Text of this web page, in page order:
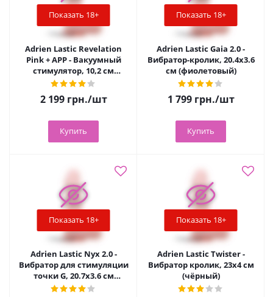
Показать 18+
Adrien Lastic Revelation
Pink + APP - Вакуумный
стимулятор, 10,2 см
(розовый)
2 199грн./шт
Купить
Показать 18+
Adrien Lastic Gaia 2.0 -
Вибратор-кролик, 20.4х3.6
см (фиолетовый)
1 799грн./шт
Купить
Показать 18+
Adrien Lastic Nyx 2.0 -
Вибратор для стимуляции
точки G, 20.7х3.6 см
(фиолетовый)
Показать 18+
Adrien Lastic Twister -
Вибратор кролик, 23х4 см
(чёрный)